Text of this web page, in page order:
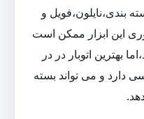
بندی،نایلون،فویل و
این ابزار ممکن است
بهترین اتوبار در در
دارد و می تواند بسته